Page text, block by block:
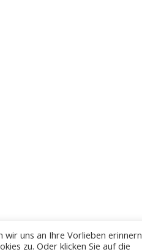
uns an Ihre Vorlieben erinnern
zu. Oder klicken Sie auf die